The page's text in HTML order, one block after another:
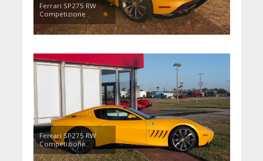
Ferrari SP275 RW
Competizione
Ferrari SP275 RW
Competizione